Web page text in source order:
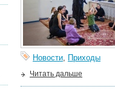
Новости, Приходы
Читать дальше